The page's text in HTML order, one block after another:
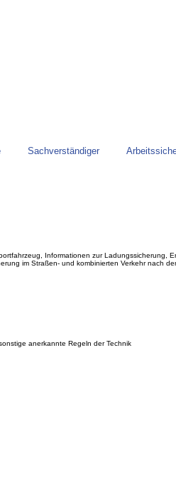
Sachverständiger
Informationen zur Ladungssicherung,
im Straßen- und kombinierten Verkehr nach
anerkannte Regeln der Technik